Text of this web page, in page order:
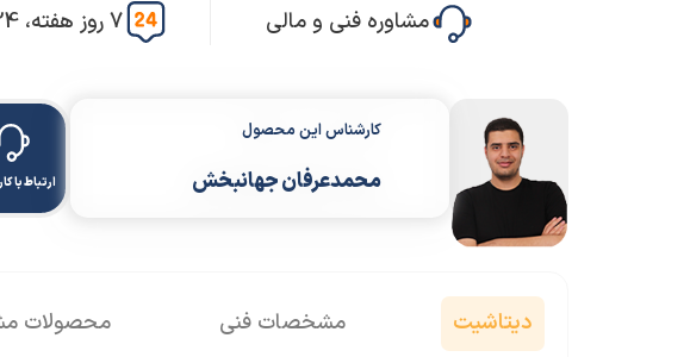
مشاوره فنی و مالی 7 روز هفته، 24 ساعت
کارشناس این محصول
محمدعرفان جهانبخش ارتباط با
دیتاشیت مشخصات فنی محصولات